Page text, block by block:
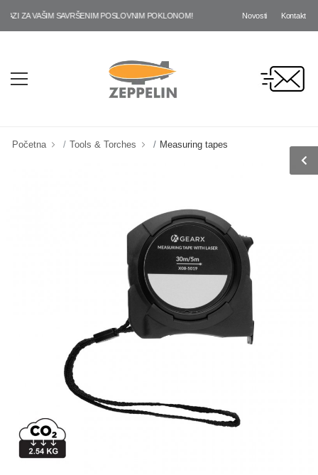
VAŠIM SAVRŠENIM POSLOVNIM POKLONOM! Novosti Kontakt
Početna Tools & Torches Measuring tapes